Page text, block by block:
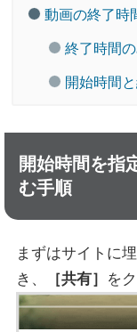
動画の終了時
終了時間
開始時間
開始時間を指
む手順
まずはサイトに
き、
［共有］ を